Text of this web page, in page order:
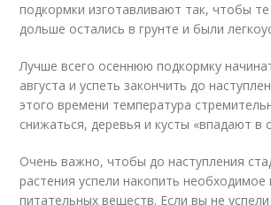
подкормки изготавливают так, чтобы
дольше остались в грунте и были
Лучше всего осеннюю подкормку
августа и успеть закончить до
этого времени температура
снижаться, деревья и кусты «впадают в
Очень важно, чтобы до наступления
растения успели накопить необходимое
питательных веществ. Если вы не